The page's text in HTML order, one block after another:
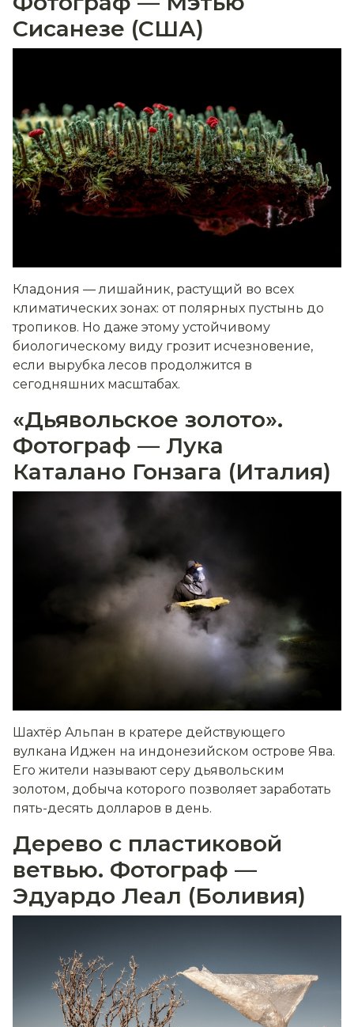
Сисанезе (США)
Кладония — лишайник, растущий во всех
климатических зонах: от полярных пустынь до
тропиков. Но даже этому устойчивому
биологическому виду грозит исчезновение,
если вырубка лесов продолжится в
сегодняшних масштабах.
«Дьявольское золото».
Фотограф — Лука
Каталано Гонзага (Италия)
Шахтёр Альпан в кратере действующего
вулкана Иджен на индонезийском острове Ява.
Его жители называют серу дьявольским
золотом, добыча которого позволяет заработать
пять-десять долларов в день.
Дерево с пластиковой
ветвью. Фотограф —
Эдуардо Леал (Боливия)